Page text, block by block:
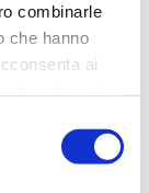
combinarle
che hanno
ai